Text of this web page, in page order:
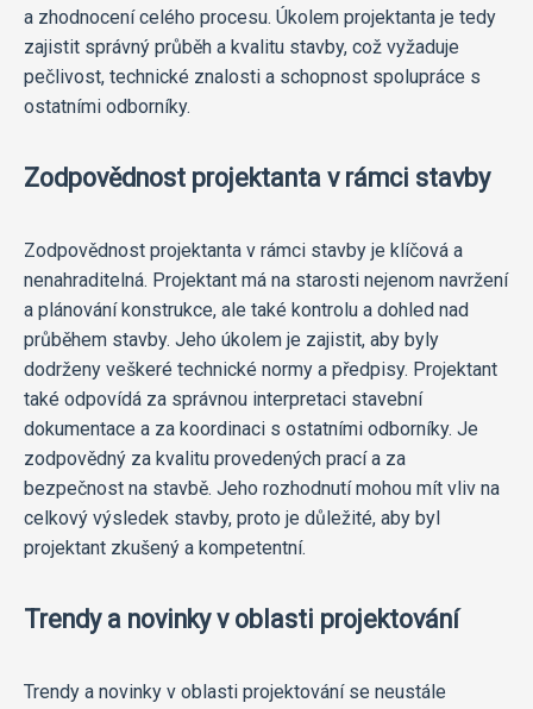
a zhodnocení celého procesu. Úkolem projektanta je tedy
zajistit správný průběh a kvalitu stavby, což vyžaduje
pečlivost, technické znalosti a schopnost spolupráce s
ostatními odborníky.
Zodpovědnost projektanta v rámci stavby
Zodpovědnost projektanta v rámci stavby je klíčová a
nenahraditelná. Projektant má na starosti nejenom navržení
a plánování konstrukce, ale také kontrolu a dohled nad
průběhem stavby. Jeho úkolem je zajistit, aby byly
dodrženy veškeré technické normy a předpisy. Projektant
také odpovídá za správnou interpretaci stavební
dokumentace a za koordinaci s ostatními odborníky. Je
zodpovědný za kvalitu provedených prací a za
bezpečnost na stavbě. Jeho rozhodnutí mohou mít vliv na
celkový výsledek stavby, proto je důležité, aby byl
projektant zkušený a kompetentní.
Trendy a novinky v oblasti projektování
Trendy a novinky v oblasti projektování se neustále